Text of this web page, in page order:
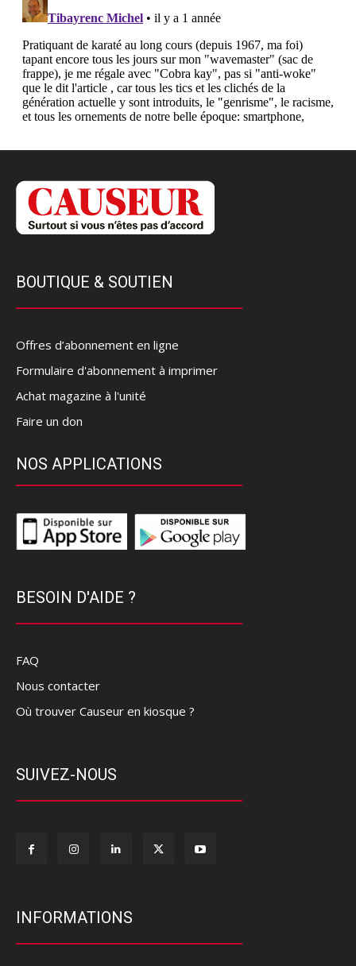
BOUTIQUE & SOUTIEN
Offres d’abonnement en ligne
Formulaire d'abonnement à imprimer
Achat magazine à l'unité
Faire un don
NOS APPLICATIONS
BESOIN D'AIDE ?
FAQ
Nous contacter
Où trouver Causeur en kiosque ?
SUIVEZ-NOUS
INFORMATIONS